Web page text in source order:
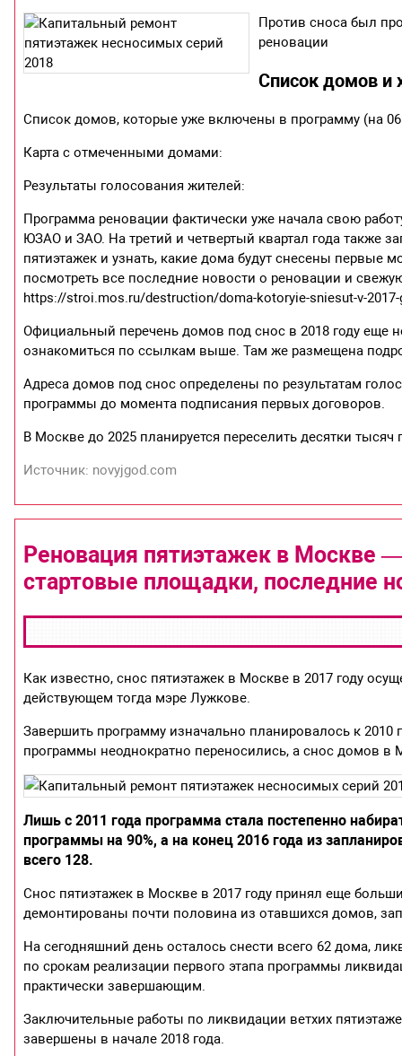
Против сноса был
реновации
Список домов и
Список домов, которые уже включены в программу (на
Карта с отмеченными домами:
Результаты голосования жителей:
Программа реновации фактически уже начала свою
ЮЗАО и ЗАО. На третий и четвертый квартал года также
пятиэтажек и узнать, какие дома будут снесены
посмотреть все последние новости о реновации и
https://stroi.mos.ru/destruction/doma-kotoryie-sniesut-v-2017-
Официальный перечень домов под снос в 2018 году
ознакомиться по ссылкам выше. Там же размещена
Адреса домов под снос определены по результатам
программы до момента подписания первых договоров.
В Москве до 2025 планируется переселить десятки
Источник: novyjgod.com
Реновация пятиэтажек в Москве
стартовые площадки, последние
Как известно, снос пятиэтажек в Москве в 2017 году
действующем тогда мэре Лужкове.
Завершить программу изначально планировалось к
программы неоднократно переносились, а снос домов в
Лишь с 2011 года программа стала постепенно
программы на 90%, а на конец 2016 года из
всего 128.
Снос пятиэтажек в Москве в 2017 году принял еще
демонтированы почти половина из отавшихся домов,
На сегодняшний день осталось снести всего 62 дома,
по срокам реализации первого этапа программы
практически завершающим.
Заключительные работы по ликвидации ветхих
завершены в начале 2018 года.